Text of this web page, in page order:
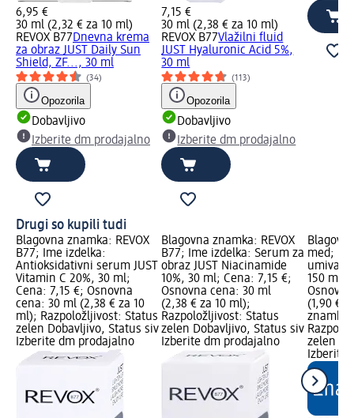
6,95 €
30 ml (2,32 € za 10 ml)
REVOX B77Dnevna krema
za obraz JUST Daily Sun
Shield, ZF..., 30 ml
(34)
Opozorila
Dobavljivo
Izberite dm prodajalno
7,15 €
30 ml (2,38 € za 10 ml)
REVOX B77Vlažilni fluid
JUST Hyaluronic Acid 5%,
30 ml
(113)
Opozorila
Dobavljivo
Izberite dm prodajalno
Drugi so kupili tudi
Blagovna znamka: REVOX
B77; Ime izdelka:
Antioksidativni serum JUST
Vitamin C 20%, 30 ml;
Cena: 7,15 €; Osnovna
cena: 30 ml (2,38 € za 10
ml); Razpoložljivost: Status
zelen Dobavljivo, Status siv
Izberite dm prodajalno
Blagovna znamka: REVOX
B77; Ime izdelka: Serum za
obraz JUST Niacinamide
10%, 30 ml; Cena: 7,15 €;
Osnovna cena: 30 ml
(2,38 € za 10 ml);
Razpoložljivost: Status
zelen Dobavljivo, Status siv
Izberite dm prodajalno
med;
150 ml;
(1,90 €
znamka
zelen
Izberite